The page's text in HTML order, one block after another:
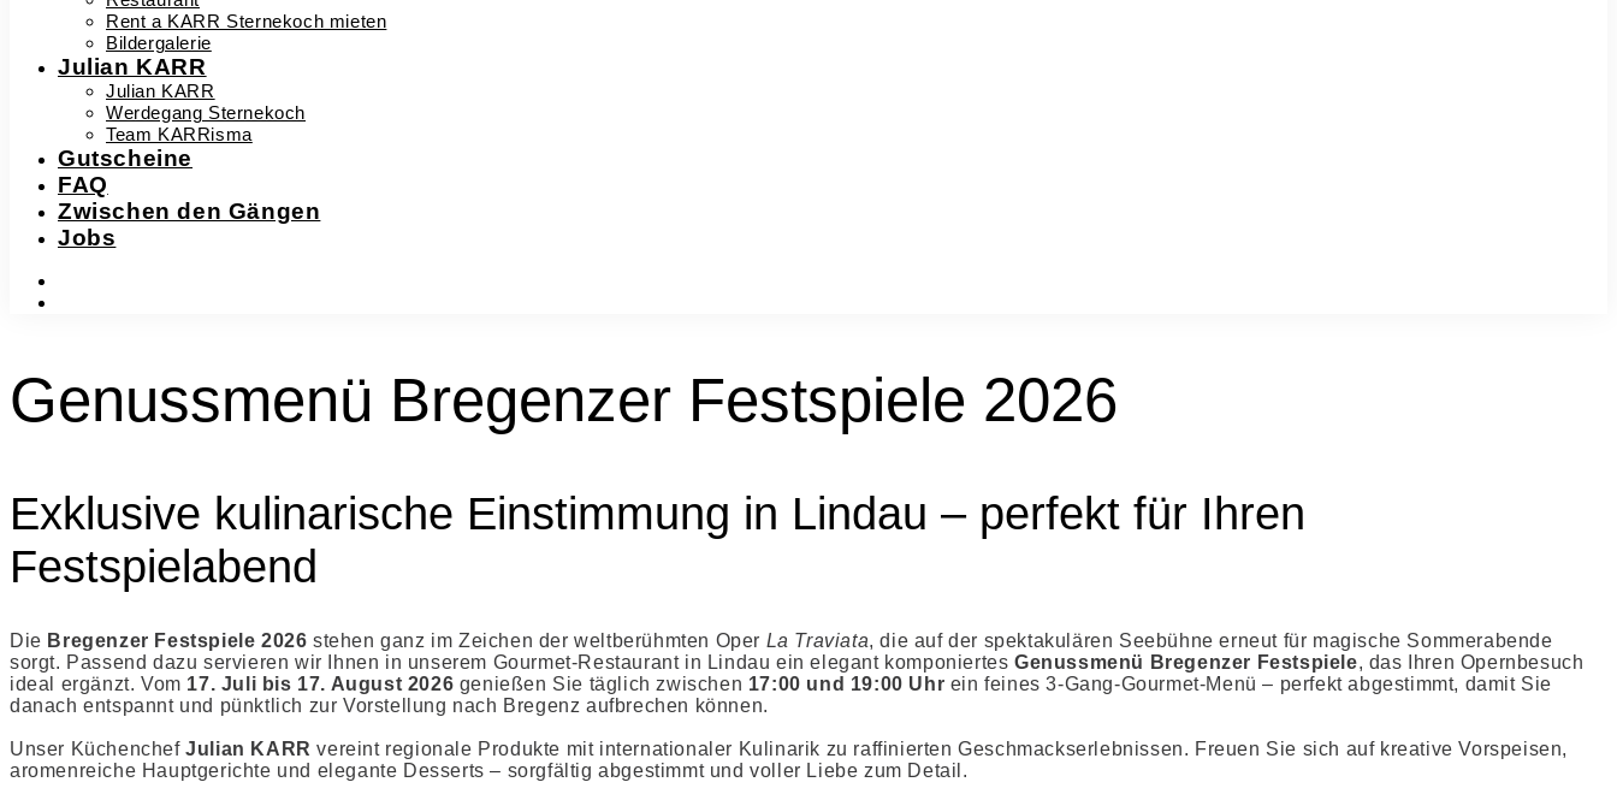
Rent a KARR Sternekoch mieten
Bildergalerie
Julian KARR
Julian KARR
Werdegang Sternekoch
Team KARRisma
Gutscheine
FAQ
Zwischen den Gängen
Jobs
Genussmenü Bregenzer Festspiele 2026
Exklusive kulinarische Einstimmung in Lindau – perfekt für Ihren
Festspielabend
Die Bregenzer Festspiele 2026 stehen ganz im Zeichen der weltberühmten Oper La Traviata, die auf der spektakulären Seebühne erneut für magische Sommerabende
sorgt. Passend dazu servieren wir Ihnen in unserem Gourmet-Restaurant in Lindau ein elegant komponiertesGenussmenü Bregenzer Festspiele, das Ihren Opernbesuch
ideal ergänzt. Vom 17. Juli bis 17. August 2026 genießen Sie täglich zwischen 17:00 und 19:00 Uhr ein feines 3-Gang-Gourmet-Menü – perfekt abgestimmt, damit Sie
danach entspannt und pünktlich zur Vorstellung nach Bregenz aufbrechen können.
Unser KüchenchefJulian KARR vereint regionale Produkte mit internationaler Kulinarik zu raffinierten Geschmackserlebnissen. Freuen Sie sich auf kreative Vorspeisen,
aromenreiche Hauptgerichte und elegante Desserts – sorgfältig abgestimmt und voller Liebe zum Detail.